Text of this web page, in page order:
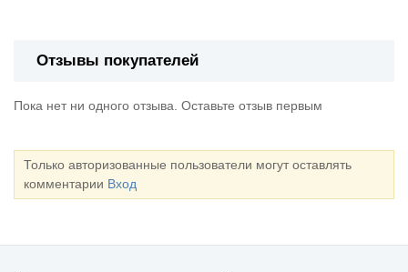
Отзывы покупателей
Пока нет ни одного отзыва. Оставьте отзыв первым
Только авторизованные пользователи могут оставлять
комментарии Вход